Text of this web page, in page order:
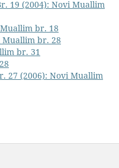
19 (2004): Novi Muallim
br. 18
Muallim br. 28
br. 31
27 (2006): Novi Muallim